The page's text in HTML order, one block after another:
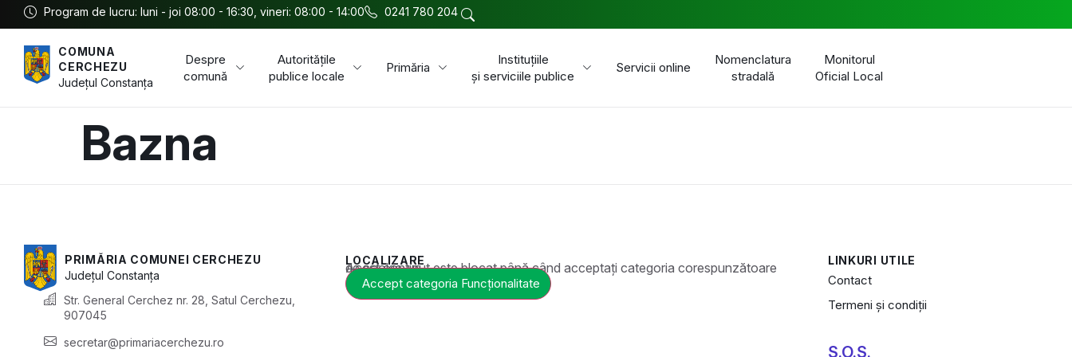
Program de lucru: luni - joi 08:00 - 16:30, vineri: 08:00 - 14:00 0241 780 204
COMUNA
CERCHEZU
JudețulConstanța
Despre
comună
Autoritățile
publice locale
Primăria
Instituțiile
și serviciile publice
Servicii online
Nomenclatura
stradală
Monitorul
Oficial Local
Bazna
PRIMĂRIA COMUNEI CERCHEZU
JudețulConstanța
Str. General Cerchez nr. 28, Satul Cerchezu,
907045
secretar@primariacerchezu.ro
LOCALIZARE
Acest conținut este blocat până când acceptați categoria corespunzătoare de cookie-uri.
Accept categoria Funcționalitate
LINKURI UTILE
Contact
Termeni și condiții
S.O.S.